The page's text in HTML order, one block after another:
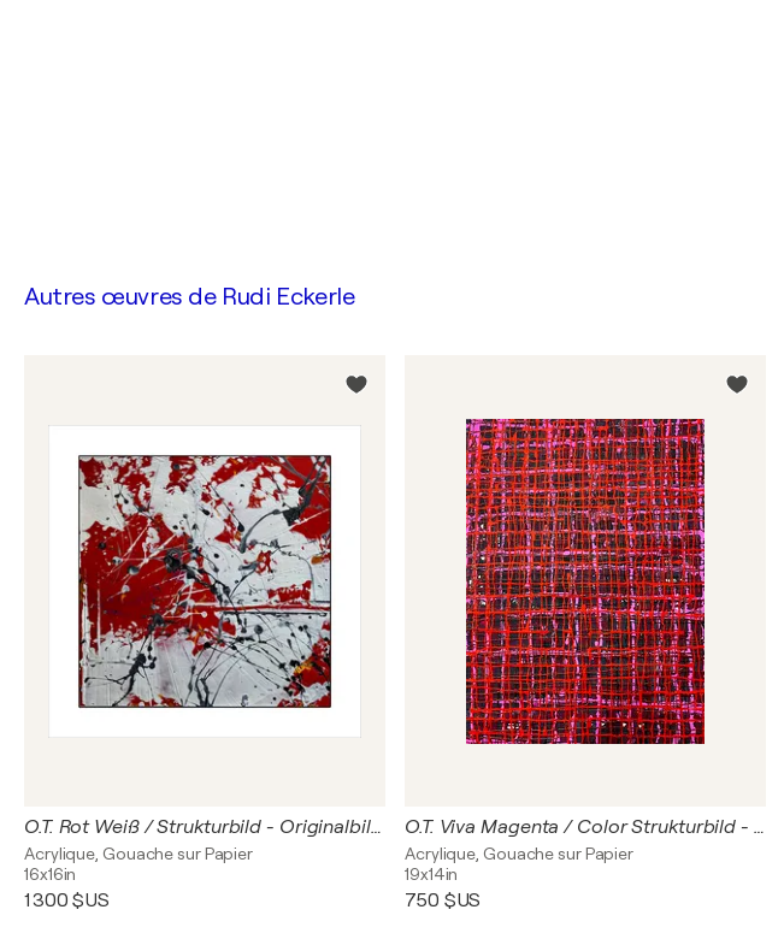
Autres œuvres de Rudi Eckerle
O.T. Rot Weiß / Strukturbild - Originalbild Mischtechnik Acryl auf Papier mit Passepartout Größe 50 x 50 cm
Acrylique, Gouache sur Papier
16x16in
1 300 $US
O.T. Viva Magenta / Color Strukturbild - Originalbild / Mischtechnik, Acryl, Pigmente auf Papier mit Passepartout / Größe 60 x 50 cm
Acrylique, Gouache sur Papier
19x14in
750 $US